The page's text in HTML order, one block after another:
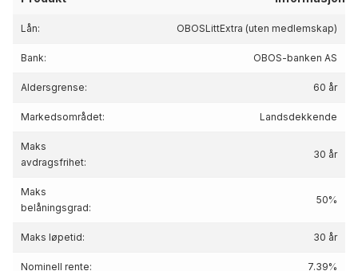
Lån: OBOSLittExtra (uten medlemskap)
Bank: OBOS-banken AS
Aldersgrense: 60 år
Markedsområdet: Landsdekkende
Maks
avdragsfrihet:
30 år
Maks
belåningsgrad:
50%
Maks løpetid: 30 år
Nominell rente: 7.39%